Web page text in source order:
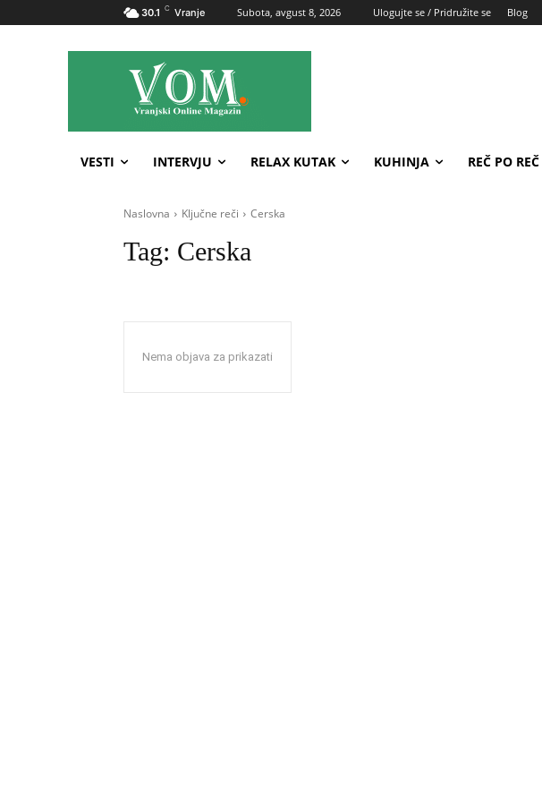
30.1 C Vranje Subota, avgust 8, 2026 Ulogujte se / Pridružite se Blog
VESTI INTERVJU RELAX KUTAK KUHINJA REČ PO REČ
Naslovna Ključne reči Cerska
Tag: Cerska
Nema objava za prikazati